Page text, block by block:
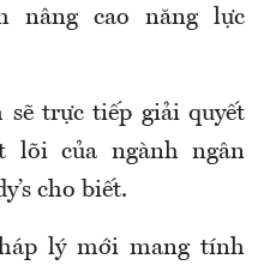
nâng cao năng lực
sẽ trực tiếp giải quyết
lõi của ngành ngân
cho biết.
lý mới mang tính